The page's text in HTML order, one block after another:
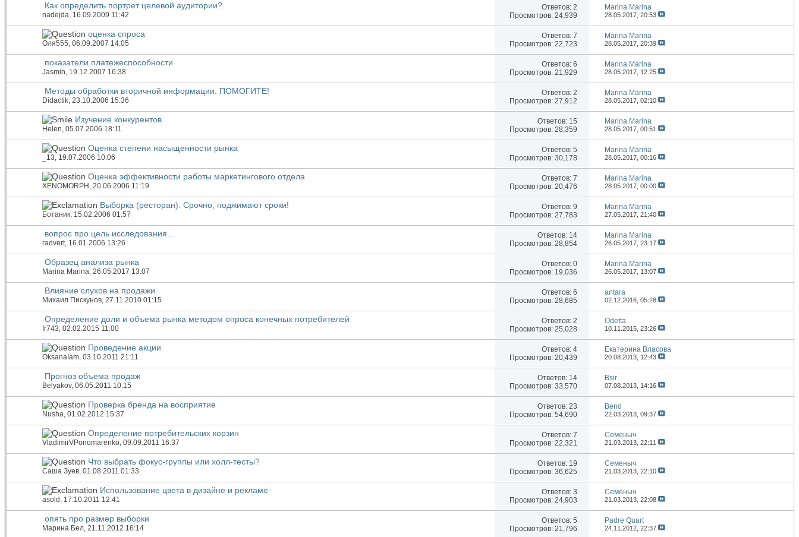
Как определить портрет целевой аудитории?
nadejda, 16.09.2009 11:42
Ответов: 2
Просмотров: 24,939
Marina Marina
28.05.2017,20:53
оценка спроса
Оля555, 06.09.2007 14:05
Ответов: 7
Просмотров: 22,723
Marina Marina
28.05.2017,20:39
показатели платежеспособности
Jasmin, 19.12.2007 16:38
Ответов: 6
Просмотров: 21,929
Marina Marina
28.05.2017, 12:25
Методы обработки вторичной информации. ПОМОГИТЕ!
Didactik, 23.10.2006 15:36
Ответов: 2
Просмотров: 27,912
Marina Marina
28.05.2017,02:10
Изучение конкурентов
Helen, 05.07.2006 18:11
Ответов: 15
Просмотров: 28,359
Marina Marina
28.05.2017,00:51
Оценка степени насыщенности рынка
_13, 19.07.2006 10:06
Ответов: 5
Просмотров: 30,178
Marina Marina
28.05.2017,00:16
Оценка эффективности работы маркетингового отдела
XENOMORPH , 20.06.2006 11:19
Ответов: 7
Просмотров: 20,476
Marina Marina
28.05.2017,00:00
Выборка (ресторан). Срочно, поджимают сроки!
Ботаник, 15.02.2006 01:57
Ответов: 9
Просмотров: 27,783
Marina Marina
27.05.2017,21:40
вопрос про цель исследования...
radvert, 16.01.2006 13:26
Ответов: 14
Просмотров: 28,854
Marina Marina
26.05.2017,23:17
Образец анализа рынка
Marina Marina, 26.05.2017 13:07
Ответов: 0
Просмотров: 19,036
Marina Marina
26.05.2017, 13:07
Влияние слухов на продажи
Михаил Пискунов, 27.11.2010 01:15
Ответов: 6
Просмотров: 28,685
antara
02.12.2016,05:28
Определение доли и объема рынка методом опроса конечных потребителей
fr743, 02.02.2015 11:00
Ответов: 2
Просмотров: 25,028
Odetta
10.11.2015,23:26
Проведение акции
OksanaIam, 03.10.2011 21:11
Ответов: 4
Просмотров: 20,439
Екатерина Власова
20.08.2013, 12:43
Прогноз объема продаж
Belyakov, 06.05.2011 10:15
Ответов: 14
Просмотров: 33,570
Bsir
07.08.2013, 14:16
Проверка бренда на восприятие
Nusha, 01.02.2012 15:37
Ответов: 23
Просмотров: 54,690
Bend
22.03.2013,09:37
Определение потребительских корзин
VladimirVPonomarenko, 09.09.2011 16:37
Ответов: 7
Просмотров: 22,321
Семеныч
21.03.2013,22:11
Что выбрать фокус-группы или холл-тесты?
Саша Зуев, 01.08.2011 01:33
Ответов: 19
Просмотров: 36,625
Семеныч
21.03.2013,22:10
Использование цвета в дизайне и рекламе
asold , 17.10.2011 12:41
Ответов: 3
Просмотров: 24,903
Семеныч
21.03.2013,22:08
опять про размер выборки
Марина Бел, 21.11.2012 16:14
Ответов: 5
Просмотров: 21,796
Padre Quart
24.11.2012,22:37